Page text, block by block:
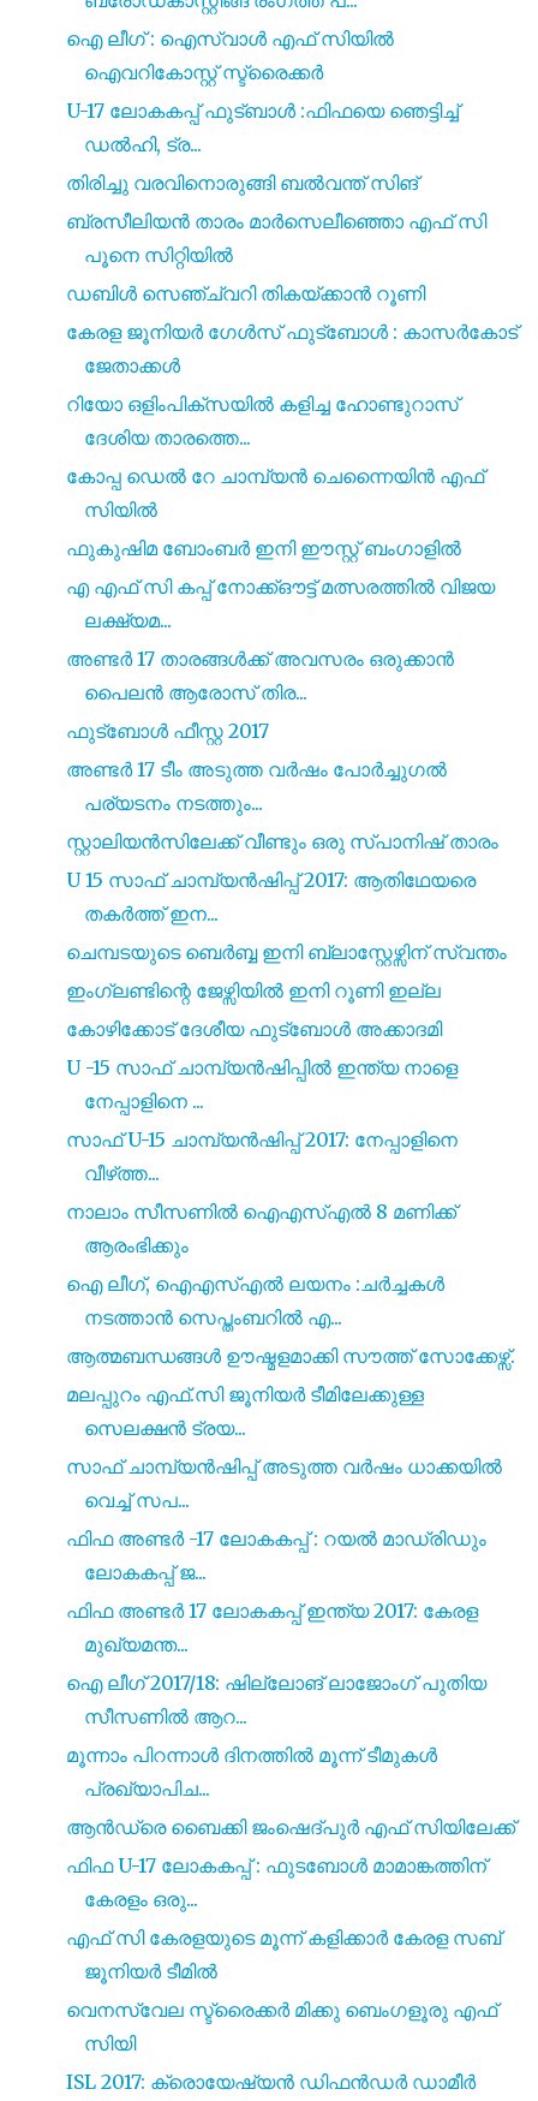
ഐ ലീഗ് : ഐസ്വാൾ എഫ് സിയിൽ
ഐവറികോസ്റ്റ് സ്ട്രൈക്കർ
U-17 ലോകകപ്പ് ഫുട്ബാൾ :ഫിഫയെ ഞെട്ടിച്ച്
ഡൽഹി, ട്ര...
തിരിച്ചു വരവിനൊരുങ്ങി ബൽവന്ത് സിങ്
ബ്രസീലിയൻ താരം മാർസെലീഞ്ഞൊ എഫ് സി
പൂനെ സിറ്റിയിൽ
ഡബിൾ സെഞ്ച്വറി തികയ്ക്കാൻ റൂണി
കേരള ജൂനിയർ ഗേൾസ് ഫുട്ബോൾ : കാസർകോട്
ജേതാക്കൾ
റിയോ ഒളിംപിക്‌സയിൽ കളിച്ച ഹോണ്ടുറാസ്
ദേശിയ താരത്തെ...
കോപ്പ ഡെൽ റേ ചാമ്പ്യൻ ചെന്നൈയിൻ എഫ്
സിയിൽ
ഫുകുഷിമ ബോംബർ ഇനി ഈസ്റ്റ് ബംഗാളിൽ
എ എഫ് സി കപ്പ് നോക്ക്ഔട്ട് മത്സരത്തിൽ വിജയ
ലക്ഷ്യമ...
അണ്ടർ 17 താരങ്ങൾക്ക് അവസരം ഒരുക്കാൻ
പൈലൻ ആരോസ് തിര...
ഫുട്ബോൾ ഫീസ്റ്റ 2017
അണ്ടർ 17 ടീം അടുത്ത വർഷം പോർച്ചുഗൽ
പര്യടനം നടത്തും...
സ്റ്റാലിയൻസിലേക്ക് വീണ്ടും ഒരു സ്പാനിഷ് താരം
U 15 സാഫ് ചാമ്പ്യൻഷിപ്പ് 2017: ആതിഥേയരെ
തകർത്ത് ഇന...
ചെമ്പടയുടെ ബെർബ്ബ ഇനി ബ്ലാസ്റ്റേഴ്സിന് സ്വന്തം
ഇംഗ്ലണ്ടിന്റെ ജേഴ്സിയിൽ ഇനി റൂണി ഇല്ല
കോഴിക്കോട് ദേശീയ ഫുട്ബോൾ അക്കാദമി
U -15 സാഫ് ചാമ്പ്യൻഷിപ്പിൽ ഇന്ത്യ നാളെ
നേപ്പാളിനെ ...
സാഫ് U-15 ചാമ്പ്യൻഷിപ്പ് 2017: നേപ്പാളിനെ
വീഴ്‌ത്ത...
നാലാം സീസണിൽ ഐഎസ്എൽ 8 മണിക്ക്
ആരംഭിക്കും
ഐ ലീഗ്, ഐഎസ്എൽ ലയനം :ചർച്ചകൾ
നടത്താൻ സെപ്തംബറിൽ എ...
ആത്മബന്ധങ്ങൾ ഊഷ്മളമാക്കി സൗത്ത് സോക്കേഴ്സ്.
മലപ്പുറം എഫ്.സി ജൂനിയർ ടീമിലേക്കുള്ള
സെലക്ഷൻ ട്രയ...
സാഫ് ചാമ്പ്യൻഷിപ്പ് അടുത്ത വർഷം ധാക്കയിൽ
വെച്ച് സപ...
ഫിഫ അണ്ടർ -17 ലോകകപ്പ് : റയൽ മാഡ്രിഡും
ലോകകപ്പ് ജ...
ഫിഫ അണ്ടർ 17 ലോകകപ്പ് ഇന്ത്യ 2017: കേരള
മുഖ്യമന്ത...
ഐ ലീഗ് 2017/18: ഷില്ലോങ് ലാജോംഗ് പുതിയ
സീസണിൽ ആറ...
മൂന്നാം പിറന്നാൾ ദിനത്തിൽ മൂന്ന് ടീമുകൾ
പ്രഖ്യാപിച...
ആൻഡ്രെ ബൈക്കി ജംഷെദ്പുർ എഫ് സിയിലേക്ക്
ഫിഫ U-17 ലോകകപ്പ് : ഫുടബോൾ മാമാങ്കത്തിന്
കേരളം ഒരു...
എഫ് സി കേരളയുടെ മൂന്ന് കളിക്കാർ കേരള സബ്
ജൂനിയർ ടീമിൽ
വെനസ്വേല സ്ട്രൈക്കർ മിക്കു ബെംഗളൂരു എഫ്
സിയി
ISL 2017: ക്രൊയേഷ്യൻ ഡിഫൻഡർ ഡാമീർ